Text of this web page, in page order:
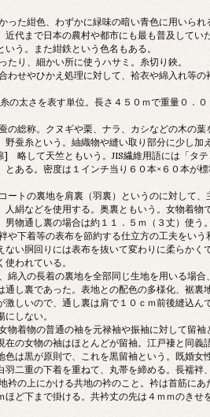
た紺色、わずかに緑味の暗い青色に用いられ
近代まで日本の農村や都市にも最も普及してい
う。また紺鉄という色名もある。
り、細かい所に使うハサミ。糸切り鋏。
せやひかえ処理に対して、袷衣や綿入れ等の
太さを表す単位。長さ４５０ｍで重量０．
総称。クヌギや栗、ナラ、カシなどの木の葉
野蚕糸という。紬織物や縫い取り部分に少し加
] 略して天竺ともいう。JIS繊維用語には「タ
とある。密度は１インチ当り６０本×６０本が
ートの裏地を肩裏（羽裏）というのに対して、
人絹などを使用する。奥裏ともいう。女物着物
物通し裏の場合は約１１．５ｍ（３丈）使う。
下着等の表布を節約する仕立方の工夫をいう
ない胴回りには表布を抜いて変わりに柔らか
使われている。
綿入の長着の裏地を全部同じ生地を用いる場
通し裏であった。表地との配色の多様化、裾
激しいので、通し裏は肩で１０ｃｍ前後縫込ん
しない。
着物の普通の袖を元禄袖や振袖に対して留袖
在の女物の袖はほとんどが留袖。江戸褄と同
色は黒が原則で、これを黒留袖という。既婚
二重の下着を重ねて、丸帯を締める。長襦袢
の上にかける共地の衿のこと。衿は首筋にあ
ほど下まで掛ける。共衿丈の先は４ｍｍのき